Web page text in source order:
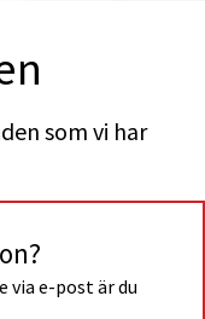
som vi har
via e-post är du